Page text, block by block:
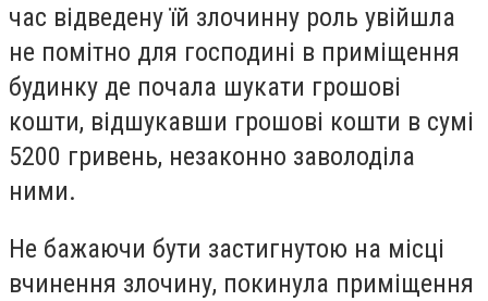
час відведену їй злочинну роль увійшла
не помітно для господині в приміщення
будинку де почала шукати грошові
кошти, відшукавши грошові кошти в сумі
5200 гривень, незаконно заволоділа
ними.
Не бажаючи бути застигнутою на місці
вчинення злочину, покинула приміщення